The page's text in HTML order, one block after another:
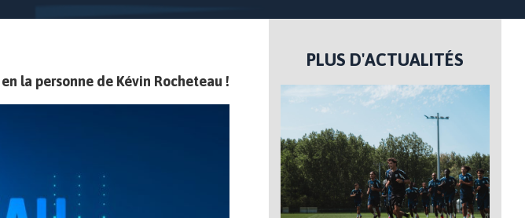
la personne de Kévin Rocheteau !
PLUS D'ACTUALITÉS